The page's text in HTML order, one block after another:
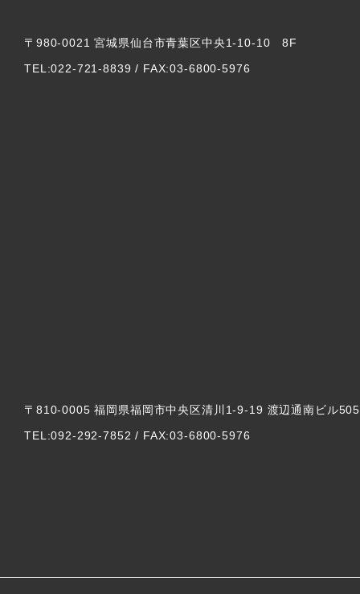
〒980-0021 宮城県仙台市青葉区中央1-10-10 8F
TEL:022-721-8839 / FAX:03-6800-5976
〒810-0005 福岡県福岡市中央区清川1-9-19 渡辺通南ビル505
TEL:092-292-7852 / FAX:03-6800-5976